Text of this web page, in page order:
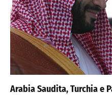
Arabia Saudita, Turchia e